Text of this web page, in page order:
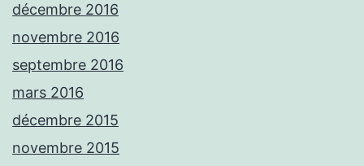
décembre 2016
novembre 2016
septembre 2016
mars 2016
décembre 2015
novembre 2015